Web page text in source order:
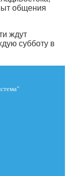
общения
ждут
субботу в